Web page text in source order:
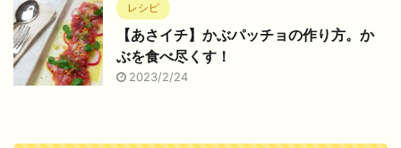
レシピ
【あさイチ】かぶパッチョの作り方。か
ぶを食べ尽くす！
2023/2/24